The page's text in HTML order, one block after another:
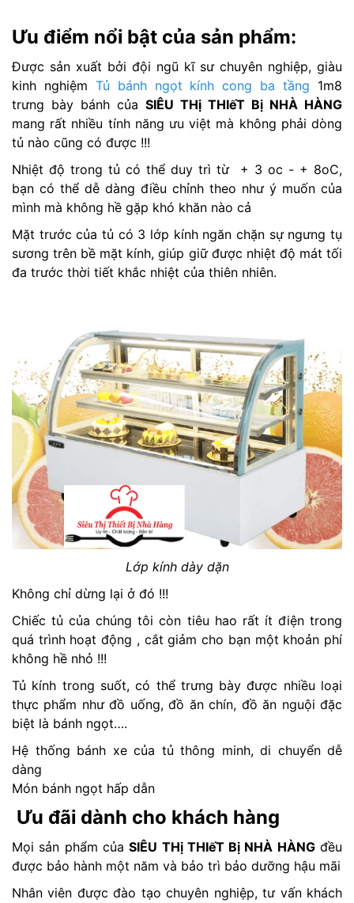
Ưu điểm nổi bật của sản phẩm:
Được sản xuất bởi đội ngũ kĩ sư chuyên nghiệp, giàu
kinh nghiệm Tủ bánh ngọt kính cong ba tầng 1m8
trưng bày bánh của SIÊU THị THIếT Bị NHÀ HÀNG
mang rất nhiều tính năng ưu việt mà không phải dòng
tủ nào cũng có được !!!
Nhiệt độ trong tủ có thể duy trì từ + 3 oc - + 8oC,
bạn có thể dễ dàng điều chỉnh theo như ý muốn của
mình mà không hề gặp khó khăn nào cả
Mặt trước của tủ có 3 lớp kính ngăn chặn sự ngưng tụ
sương trên bề mặt kính, giúp giữ được nhiệt độ mát tối
đa trước thời tiết khắc nhiệt của thiên nhiên.
Lớp kính dày dặn
Không chỉ dừng lại ở đó !!!
Chiếc tủ của chúng tôi còn tiêu hao rất ít điện trong
quá trình hoạt động , cắt giảm cho bạn một khoản phí
không hề nhỏ !!!
Tủ kính trong suốt, có thể trưng bày được nhiều loại
thực phẩm như đồ uống, đồ ăn chín, đồ ăn nguội đặc
biệt là bánh ngọt….
Hệ thống bánh xe của tủ thông minh, di chuyển dễ
dàng
Món bánh ngọt hấp dẫn
Ưu đãi dành cho khách hàng
Mọi sản phẩm củaSIÊU THị THIếT Bị NHÀ HÀNGđều
được bảo hành một năm và bảo trì bảo dưỡng hậu mãi
Nhân viên được đào tạo chuyên nghiệp, tư vấn khách